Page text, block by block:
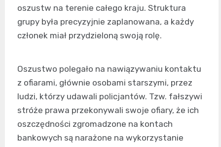
oszustw na terenie całego kraju. Struktura
grupy była precyzyjnie zaplanowana, a każdy
członek miał przydzieloną swoją rolę.
Oszustwo polegało na nawiązywaniu kontaktu
z ofiarami, głównie osobami starszymi, przez
ludzi, którzy udawali policjantów. Tzw. fałszywi
stróże prawa przekonywali swoje ofiary, że ich
oszczędności zgromadzone na kontach
bankowych są narażone na wykorzystanie